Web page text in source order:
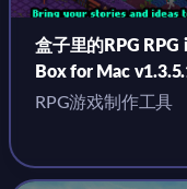
盒子里的RPG RPG
Box for Mac
中文原生版
RPG游戏制作工具